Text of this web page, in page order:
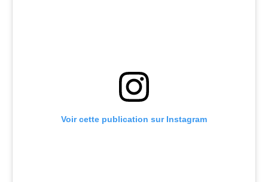
Voir cette publication sur Instagram